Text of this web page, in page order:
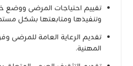
تقييم احتياجات المرضى ووضع
وتنفيذها ومتابعتها بشكل
تقديم الرعاية العامة للمرضى
المهنية.